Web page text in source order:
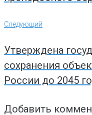
Следующий
Следующий
Утверждена
сохранения
России до 2045
Добавить